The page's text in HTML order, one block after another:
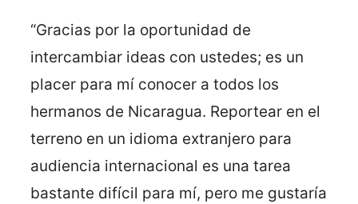
“Gracias por la oportunidad de
intercambiar ideas con ustedes; es un
placer para mí conocer a todos los
hermanos de Nicaragua. Reportear en el
terreno en un idioma extranjero para
audiencia internacional es una tarea
bastante difícil para mí, pero me gustaría